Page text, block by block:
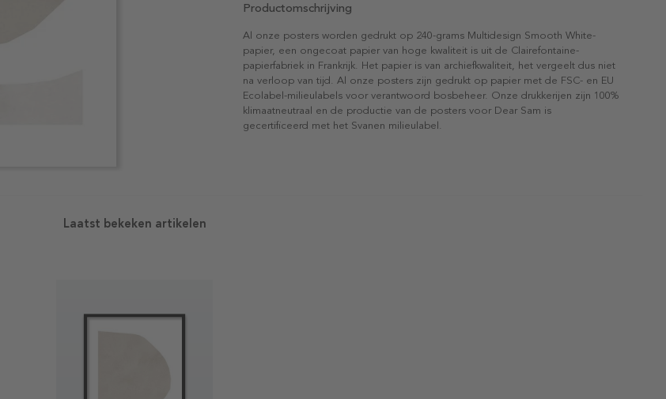
Productomschrijving
Al onze posters worden gedrukt op 240-grams Multidesign Smooth White-
papier, een ongecoat papier van hoge kwaliteit is uit de Clairefontaine-
papierfabriek in Frankrijk. Het papier is van archiefkwaliteit, het vergeelt dus niet
na verloop van tijd. Al onze posters zijn gedrukt op papier met de FSC- en EU
Ecolabel-milieulabels voor verantwoord bosbeheer. Onze drukkerijen zijn 100%
klimaatneutraal en de productie van de posters voor Dear Sam is
gecertificeerd met het Svanen milieulabel.
Laatst bekeken artikelen